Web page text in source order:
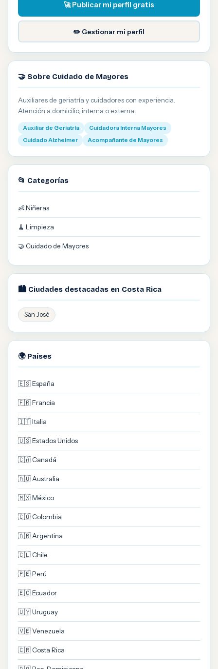
🚀 Publicar mi perfil gratis
✏️ Gestionar mi perfil
🤝 Sobre Cuidado de Mayores
Auxiliares de geriatría y cuidadores con experiencia.
Atención a domicilio, interna o externa.
Auxiliar de Geriatría
Cuidadora Interna Mayores
Cuidado Alzheimer
Acompañante de Mayores
📂 Categorías
👶 Niñeras
🧹 Limpieza
🤝 Cuidado de Mayores
🏙️ Ciudades destacadas en Costa Rica
San José
🌍 Países
🇪🇸 España
🇫🇷 Francia
🇮🇹 Italia
🇺🇸 Estados Unidos
🇨🇦 Canadá
🇦🇺 Australia
🇲🇽 México
🇨🇴 Colombia
🇦🇷 Argentina
🇨🇱 Chile
🇵🇪 Perú
🇪🇨 Ecuador
🇺🇾 Uruguay
🇻🇪 Venezuela
🇨🇷 Costa Rica